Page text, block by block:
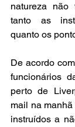
natureza não
tanto as
quanto os
De acordo
funcionários
perto de
mail na
instruídos a